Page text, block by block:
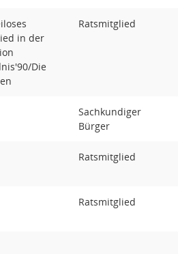
in der
Die
Ratsmitglied
Sachkundiger
Bürger
Ratsmitglied
Ratsmitglied